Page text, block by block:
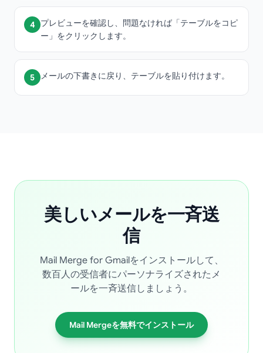
4
プレビューを確認し、問題なければ「テーブルをコピ
ー」をクリックします。
5 メールの下書きに戻り、テーブルを貼り付けます。
美しいメールを一斉送
信
Mail Merge for Gmailをインストールして、
数百人の受信者にパーソナライズされたメ
ールを一斉送信しましょう。
Mail Mergeを無料でインストール